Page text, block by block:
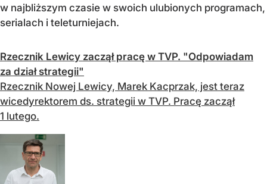
w najbliższym czasie w swoich ulubionych programach,
serialach i teleturniejach.
Rzecznik Lewicy zaczął pracę w TVP. "Odpowiadam
za dział strategii"
Rzecznik Nowej Lewicy, Marek Kacprzak, jest teraz
wicedyrektorem ds. strategii w TVP. Pracę zaczął
1 lutego.